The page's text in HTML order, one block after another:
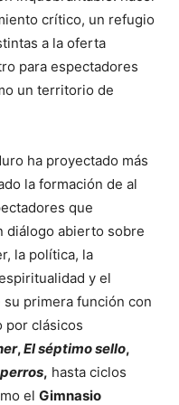
crítico, un refugio
a la oferta
para espectadores
un territorio de
ha proyectado más
la formación de al
que
diálogo abierto sobre
la política, la
y el
primera función con
por clásicos
,El séptimo sello,
, hasta ciclos
el Gimnasio